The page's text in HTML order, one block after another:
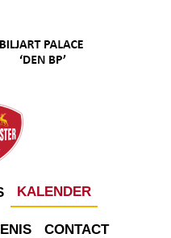
KALENDER
CONTACT